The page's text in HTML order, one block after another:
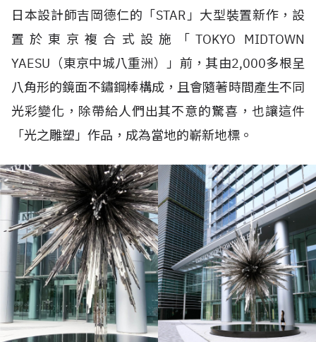
日本設計師吉岡德仁的「STAR」大型裝置新作，設
置於東京複合式設施「TOKYO MIDTOWN
YAESU（東京中城八重洲）」前，其由2,000多根呈
八角形的鏡面不鏽鋼棒構成，且會隨著時間產生不同
光彩變化，除帶給人們出其不意的驚喜，也讓這件
「光之雕塑」作品，成為當地的嶄新地標。